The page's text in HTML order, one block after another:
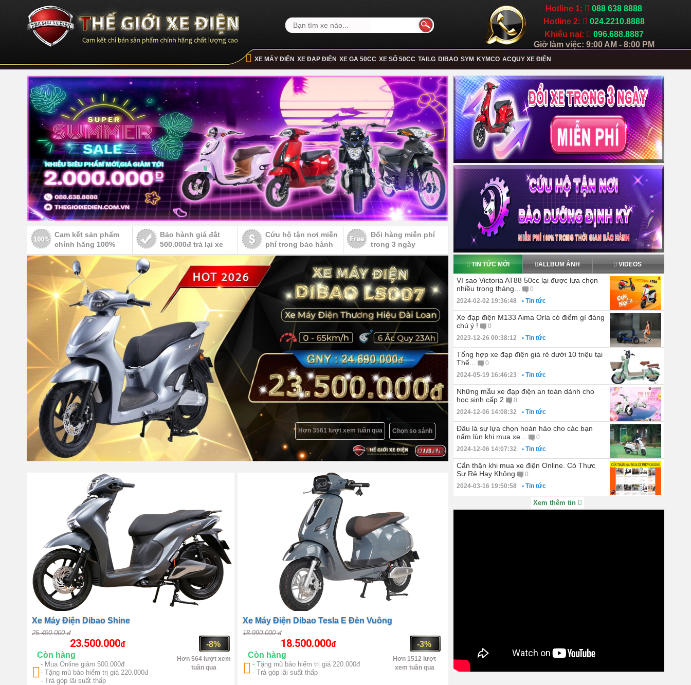
Hotline 1:
088 638 8888
Hotline 2:
024.2210.8888
Khiếu nại:
096.688.8887
Giờ làm việc: 9:00 AM - 8:00 PM
XE MÁY ĐIỆN XE ĐẠP ĐIỆN XE GA 50CC XE SỐ 50CC TAILG DIBAO SYM KYMCO ACQUY XE ĐIỆN
Cam kết sản phẩm
chính hãng 100%
Bảo hành giá đắt
500.000đ trả lại xe
Cứu hộ tận nơi miễn
phí trong bảo hành
Đổi hàng miễn phí
trong 3 ngày
Hơn 3561 lượt xem tuần qua Chọn so sánh
Trung Quốc 2800W 100km/1 lần sạc
Xe Máy Điện Dibao Shine
25.490.000 đ
-8%
23.500.000đ
Còn hàng
- Mua Online giảm 500.000đ
- Tặng mũ bảo hiểm trị giá 220.000đ
- Trả góp lãi suất thấp
Hơn 564 lượt xem
tuần qua
Xe Máy Điện Dibao Tesla E Đèn Vuông
18.990.000 đ
-3%
18.500.000đ
Còn hàng
- Tặng mũ bảo hiểm trị giá 220.000đ
- Trả góp lãi suất thấp
Hơn 1512 lượt
xem tuần qua
TIN TỨC MỚI ALLBUM ẢNH VIDEOS
Vì sao Victoria AT88 50cc lại được lựa chọn
nhiều trong tháng...
0
2024-02-02 19:36:48
• Tin tức
Xe đạp điện M133 Aima Orla có điểm gì đáng
chú ý !
0
2023-12-26 00:38:12
• Tin tức
Tổng hợp xe đạp điện giá rẻ dưới 10 triệu tại
Thế...
0
2024-05-19 16:46:23
• Tin tức
Những mẫu xe đạp điện an toàn dành cho
học sinh cấp 2
0
2024-12-06 14:08:32
• Tin tức
Đâu là sự lựa chọn hoàn hảo cho các bạn
nấm lùn khi mua xe...
0
2024-12-06 14:07:32
• Tin tức
Cẩn thận khi mua xe điện Online. Có Thực
Sự Rẻ Hay Không
0
2024-03-16 19:50:58
• Tin tức
Xem thêm tin